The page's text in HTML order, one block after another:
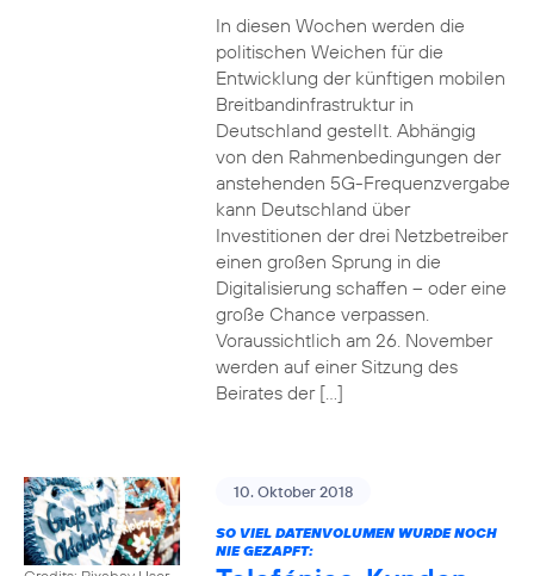
In diesen Wochen werden die
politischen Weichen für die
Entwicklung der künftigen mobilen
Breitbandinfrastruktur in
Deutschland gestellt. Abhängig
von den Rahmenbedingungen der
anstehenden 5G-Frequenzvergabe
kann Deutschland über
Investitionen der drei Netzbetreiber
einen großen Sprung in die
Digitalisierung schaffen – oder eine
große Chance verpassen.
Voraussichtlich am 26. November
werden auf einer Sitzung des
Beirates der […]
10. Oktober 2018
SO VIEL DATENVOLUMEN WURDE NOCH
NIE GEZAPFT: